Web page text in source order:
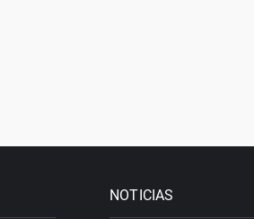
NOTICIAS